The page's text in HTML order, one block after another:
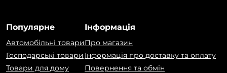
Популярне
Автомобільні товари
Господарські товари
Товари для дому
Інформація
Про магазин
Інформація про доставку та оплату
Повернення та обмін